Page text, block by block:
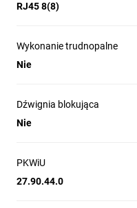
RJ45 8(8)
Wykonanie trudnopalne
Nie
Dźwignia blokująca
Nie
PKWiU
27.90.44.0